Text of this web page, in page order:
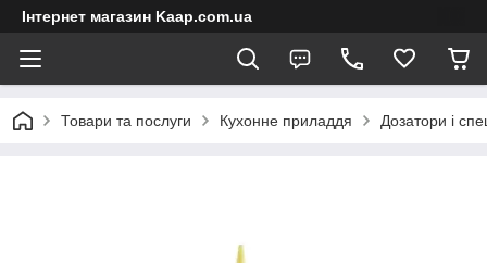
Інтернет магазин Kaap.com.ua
Товари та послуги Кухонне приладдя Дозатори і